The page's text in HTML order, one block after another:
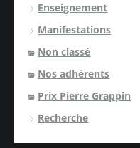
Enseignement
Manifestations
Non classé
Nos adhérents
Prix Pierre Grappin
Recherche